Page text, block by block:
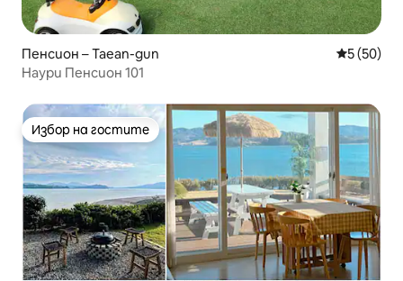
Пенсион – Taean-gun Средна
5 (50)
Наури Пенсион 101
Избор на гостите
Избор на гостите